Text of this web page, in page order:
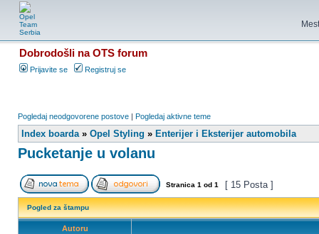
Dobrodošli na OTS forum
Prijavite se Registruj se
Pogledaj neodgovorene postove | Pogledaj aktivne teme
Index boarda» Opel Styling » Enterijer i Eksterijer automobila
Pucketanje u volanu
Stranica 1 od 1 [ 15 Posta ]
Pogled za štampu
Autoru